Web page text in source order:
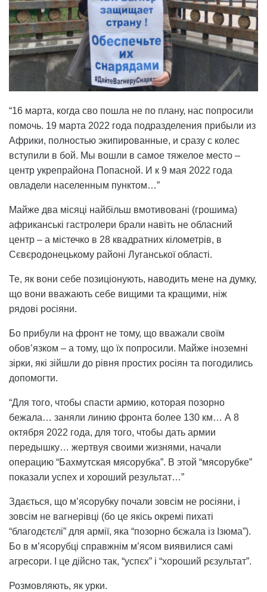
“16 марта, когда сво пошла не по плану, нас попросили
помочь. 19 марта 2022 года подразделения прибыли из
Африки, полностью экипированные, и сразу с колес
вступили в бой. Мы вошли в самое тяжелое место –
центр укрепрайона Попасной. И к 9 мая 2022 года
овладели населенным пунктом…”
Майже два місяці найбільш вмотивовані (грошима)
африканські гастролери брали навіть не обласний
центр – а містечко в 28 квадратних кілометрів, в
Сєвєродонецькому районі Луганської області.
Те, як вони себе позиціонують, наводить мене на думку,
що вони вважають себе вищими та кращими, ніж
рядові росіяни.
Бо прибули на фронт не тому, що вважали своїм
обов’язком – а тому, що їх попросили. Майже іноземні
зірки, які зійшли до рівня простих росіян та погодились
допомогти.
“Для того, чтобы спасти армию, которая позорно
бежала… заняли линию фронта более 130 км… А 8
октября 2022 года, для того, чтобы дать армии
передышку… жертвуя своими жизнями, начали
операцию “Бахмутская мясорубка”. В этой “мясорубке”
показали успех и хороший результат…”
Здається, що м’ясорубку почали зовсім не росіяни, і
зовсім не вагнерівці (бо це якісь окремі пихаті
“благодєтєлі” для армії, яка “позорно бєжала із Ізюма”).
Бо в м’ясорубці справжнім м’ясом виявилися самі
агресори. І це дійсно так, “успєх” і “хороший рєзультат”.
Розмовляють, як урки.